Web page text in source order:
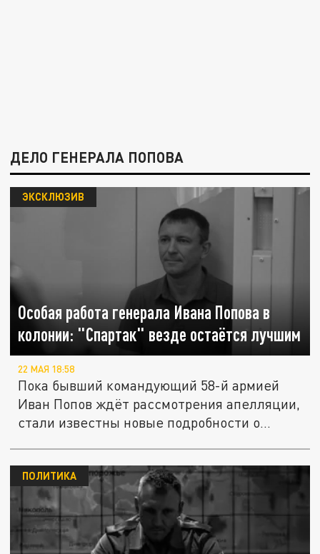
ДЕЛО ГЕНЕРАЛА ПОПОВА
Особая работа генерала Ивана Попова в
колонии: "Спартак" везде остаётся лучшим
ЭКСКЛЮЗИВ
22 МАЯ 18:58
Пока бывший командующий 58-й армией
Иван Попов ждёт рассмотрения апелляции,
стали известны новые подробности о...
ПОЛИТИКА